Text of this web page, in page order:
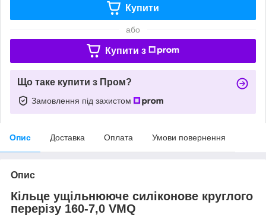
Купити
або
Купити з
Що таке купити з Пром?
Замовлення під захистом
Опис Доставка Оплата Умови повернення
Опис
Кільце ущільнююче силіконове круглого
перерізу 160-7,0 VMQ